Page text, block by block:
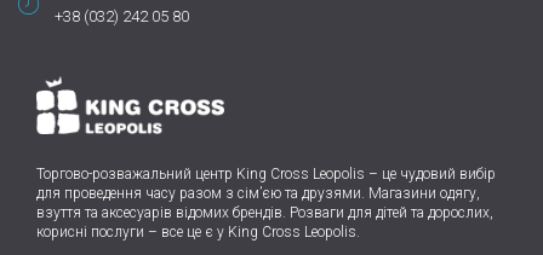
+38 (032) 242 05 80
Торгово-розважальний центр King Cross Leopolis – це чудовий вибір
для проведення часу разом з сім’єю та друзями. Магазини одягу,
взуття та аксесуарів відомих брендів. Розваги для дітей та дорослих,
корисні послуги – все це є у King Cross Leopolis.